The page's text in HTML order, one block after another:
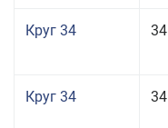
Круг 34 34
Круг 34 34